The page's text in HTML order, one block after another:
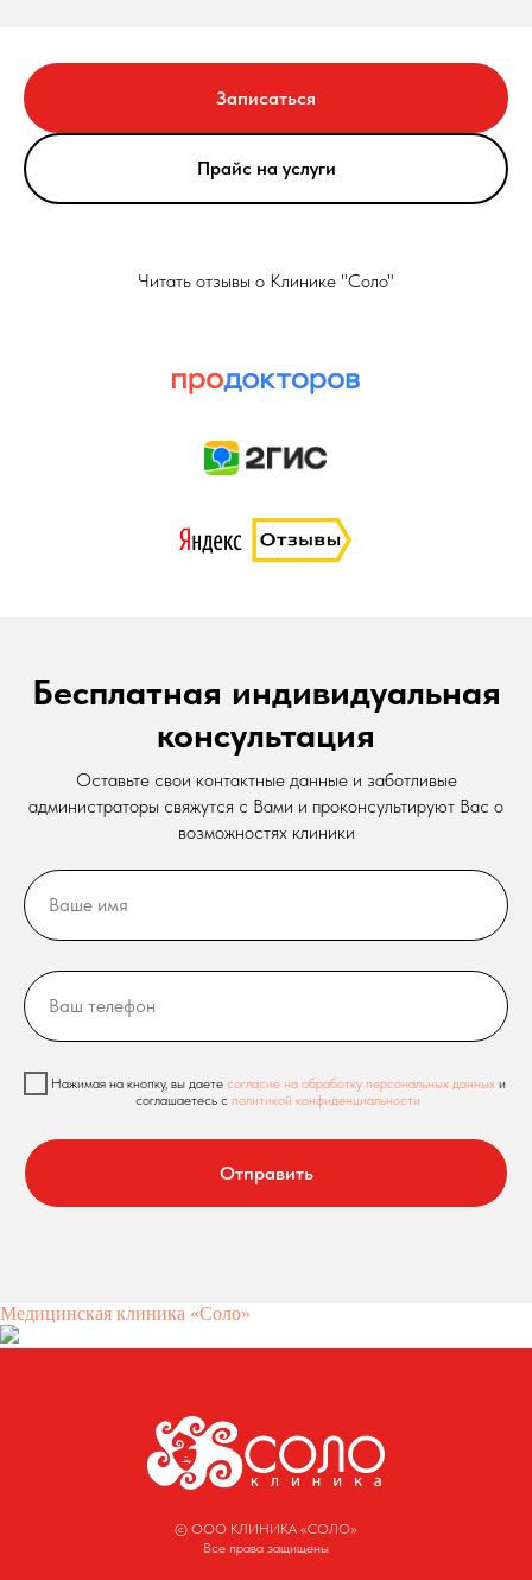
Записаться
Прайс на услуги
Читать отзывы о Клинике "Соло"
Бесплатная индивидуальная
консультация
Оставьте свои контактные данные и заботливые
администраторы свяжутся с Вами и проконсультируют Вас о
возможностях клиники
Нажимая на кнопку, вы даете согласие на обработку персональных данных и
соглашаетесь c политикой конфиденциальности
Отправить
Медицинская клиника «Соло»
© ООО КЛИНИКА «СОЛО»
Все права защищены